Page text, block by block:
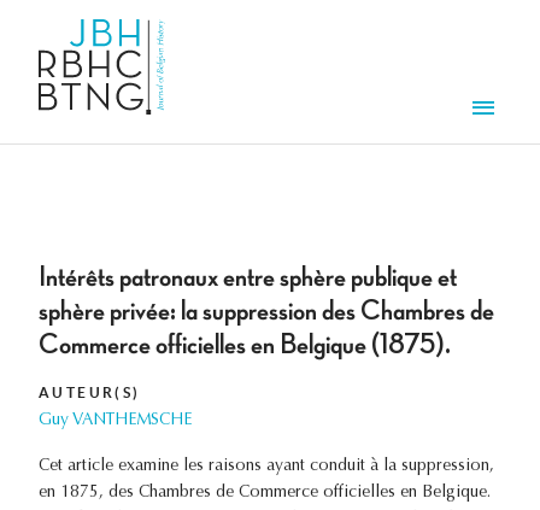
Intérêts patronaux entre sphère publique et
sphère privée: la suppression des Chambres de
Commerce officielles en Belgique (1875).
AUTEUR(S)
Guy VANTHEMSCHE
Cet article examine les raisons ayant conduit à la suppression,
en 1875, des Chambres de Commerce officielles en Belgique.